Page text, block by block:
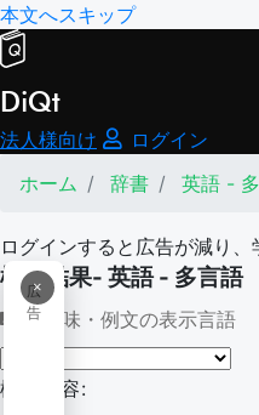
本文へスキップ
DiQt
法人様向け
ログイン
ホーム
辞書 英語 -
ログインすると広告が減り、
×
広
告
検索結果- 英語 - 多言語
意味・例文の表示言語
検索内容: